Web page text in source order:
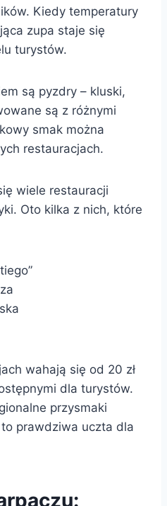
Kiedy temperatury
zupa staje się
turystów.
są pyzdry – kluski,
są z różnymi
smak można
restauracjach.
wiele restauracji
Oto kilka z nich, które
wahają się od 20 zł
dla turystów.
przysmaki
prawdziwa uczta dla